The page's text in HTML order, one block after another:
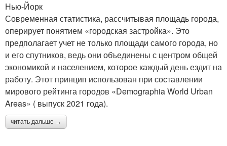
Нью-Йорк
Современная статистика, рассчитывая площадь города,
оперирует понятием «городская застройка». Это
предполагает учет не только площади самого города, но
и его спутников, ведь они объединены с центром общей
экономикой и населением, которое каждый день ездит на
работу. Этот принцип использован при составлении
мирового рейтинга городов «Demographia World Urban
Areas» ( выпуск 2021 года).
читать дальше →